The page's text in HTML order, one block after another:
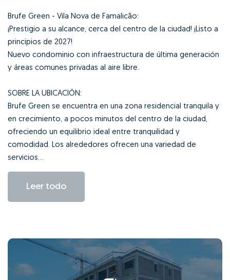
Brufe Green - Vila Nova de Famalicão:
¡Prestigio a su alcance, cerca del centro de la ciudad! ¡Listo a
principios de 2027!
Nuevo condominio con infraestructura de última generación
y áreas comunes privadas al aire libre.
SOBRE LA UBICACIÓN:
Brufe Green se encuentra en una zona residencial tranquila y
en crecimiento, a pocos minutos del centro de la ciudad,
ofreciendo un equilibrio ideal entre tranquilidad y
comodidad. Los alrededores ofrecen una variedad de
servicios...
Leer todo